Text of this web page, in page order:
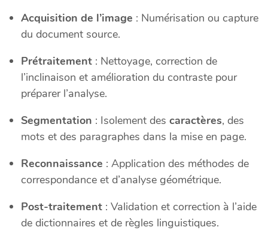
Acquisition de l’image : Numérisation ou capture
du document source.
Prétraitement : Nettoyage, correction de
l’inclinaison et amélioration du contraste pour
préparer l’analyse.
Segmentation : Isolement des caractères, des
mots et des paragraphes dans la mise en page.
Reconnaissance : Application des méthodes de
correspondance et d’analyse géométrique.
Post-traitement : Validation et correction à l’aide
de dictionnaires et de règles linguistiques.